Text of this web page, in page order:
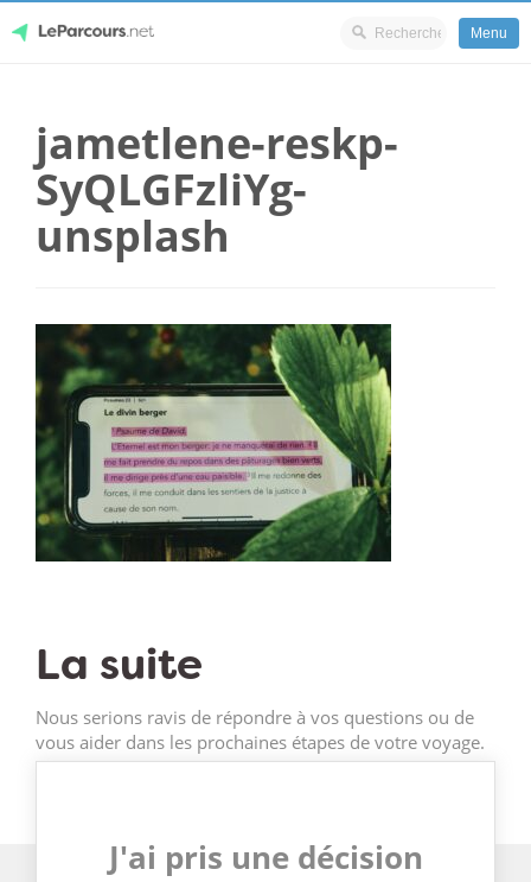
content
Menu
jametlene-reskp-
SyQLGFzliYg-
unsplash
La suite
Nous serions ravis de répondre à vos questions ou de
vous aider dans les prochaines étapes de votre voyage.
J'ai pris une décision